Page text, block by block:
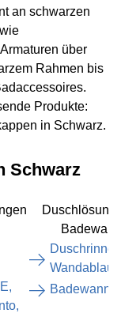
an schwarzen
über
Rahmen bis
Produkte:
in Schwarz.
Schwarz
Wandablauf